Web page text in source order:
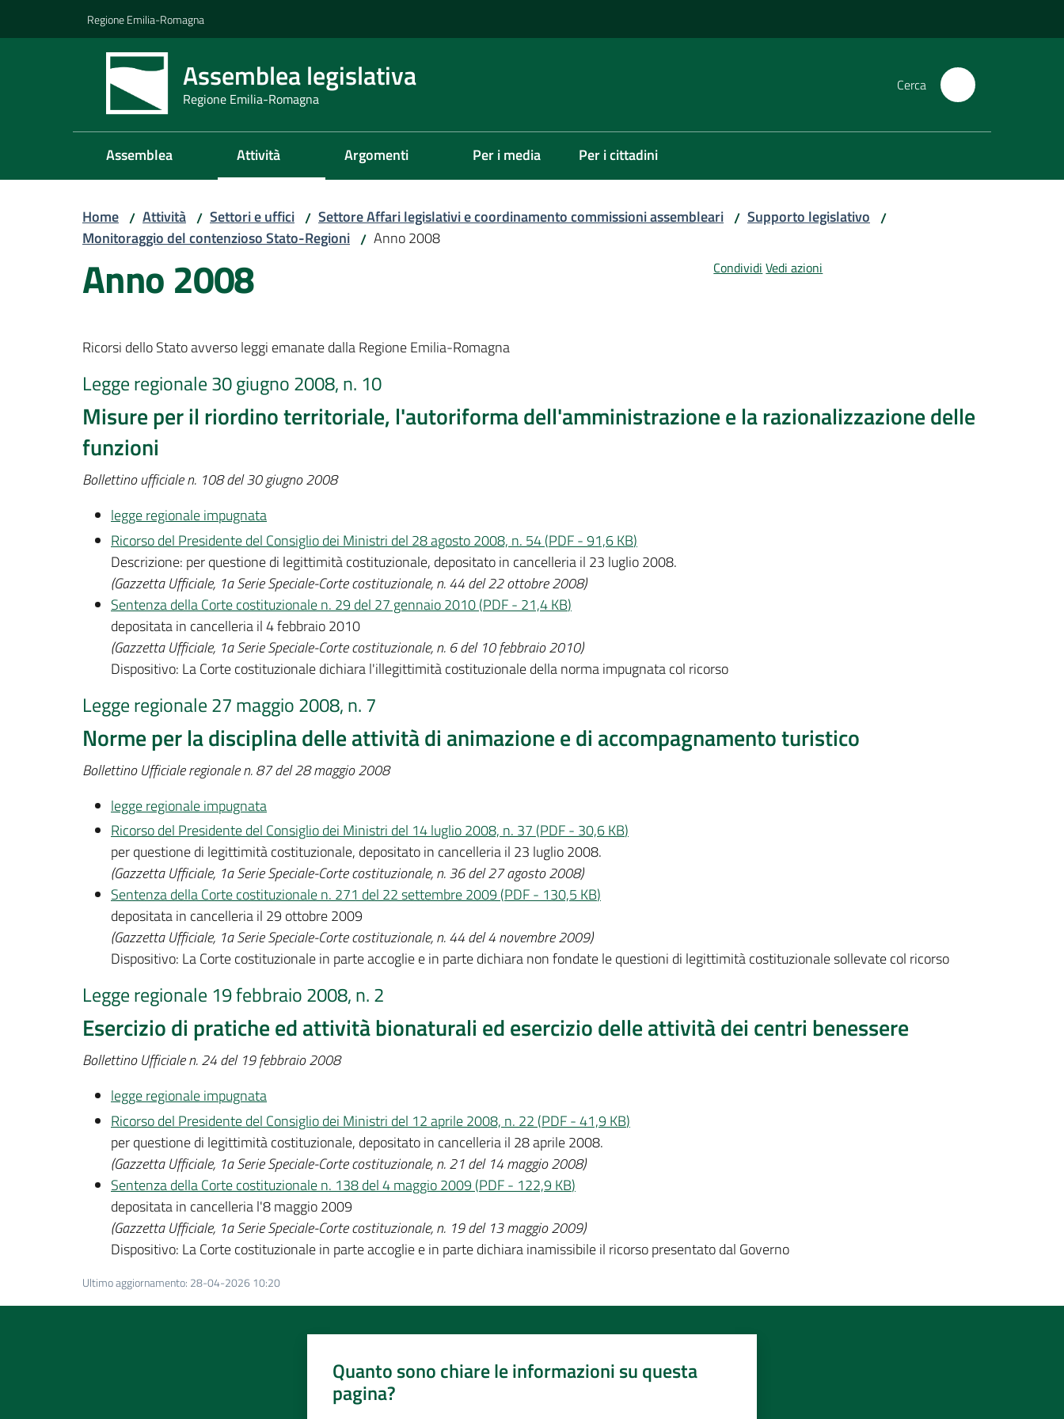
Regione Emilia-Romagna
Assemblea legislativa
Regione Emilia-Romagna
Cerca
Assemblea Attività Argomenti Per i media Per i cittadini
Home / Attività / Settori e uffici / Settore Affari legislativi e coordinamento commissioni assembleari / Supporto legislativo /
Monitoraggio del contenzioso Stato-Regioni / Anno 2008
Anno 2008 Condividi Vedi azioni
Ricorsi dello Stato avverso leggi emanate dalla Regione Emilia-Romagna
Legge regionale 30 giugno 2008, n. 10
Misure per il riordino territoriale, l'autoriforma dell'amministrazione e la razionalizzazione delle
funzioni
Bollettino ufficiale n. 108 del 30 giugno 2008
legge regionale impugnata
Ricorso del Presidente del Consiglio dei Ministri del 28 agosto 2008, n. 54(PDF-91,6 KB)
Descrizione: per questione di legittimità costituzionale, depositato in cancelleria il 23 luglio 2008.
(Gazzetta Ufficiale, 1a Serie Speciale-Corte costituzionale, n. 44 del 22 ottobre 2008)
Sentenza della Corte costituzionale n. 29 del 27 gennaio 2010(PDF- 21,4 KB)
depositata in cancelleria il 4 febbraio 2010
(Gazzetta Ufficiale, 1a Serie Speciale-Corte costituzionale, n. 6 del 10 febbraio 2010)
Dispositivo: La Corte costituzionale dichiara l'illegittimità costituzionale della norma impugnata col ricorso
Legge regionale 27 maggio 2008, n. 7
Norme per la disciplina delle attività di animazione e di accompagnamento turistico
Bollettino Ufficiale regionale n. 87 del 28 maggio 2008
legge regionale impugnata
Ricorso del Presidente del Consiglio dei Ministri del 14 luglio 2008, n. 37 (PDF- 30,6 KB)
per questione di legittimità costituzionale, depositato in cancelleria il 23 luglio 2008.
(Gazzetta Ufficiale, 1a Serie Speciale-Corte costituzionale, n. 36 del 27 agosto 2008)
Sentenza della Corte costituzionale n. 271 del 22 settembre 2009 (PDF- 130,5 KB)
depositata in cancelleria il 29 ottobre 2009
(Gazzetta Ufficiale, 1a Serie Speciale-Corte costituzionale, n. 44 del 4 novembre 2009)
Dispositivo: La Corte costituzionale in parte accoglie e in parte dichiara non fondate le questioni di legittimità costituzionale sollevate col ricorso
Legge regionale 19 febbraio 2008, n. 2
Esercizio di pratiche ed attività bionaturali ed esercizio delle attività dei centri benessere
Bollettino Ufficiale n. 24 del 19 febbraio 2008
legge regionale impugnata
Ricorso del Presidente del Consiglio dei Ministri del 12 aprile 2008, n. 22 (PDF-41,9 KB)
per questione di legittimità costituzionale, depositato in cancelleria il 28 aprile 2008.
(Gazzetta Ufficiale, 1a Serie Speciale-Corte costituzionale, n. 21 del 14 maggio 2008)
Sentenza della Corte costituzionale n. 138 del 4 maggio 2009 (PDF- 122,9 KB)
depositata in cancelleria l'8 maggio 2009
(Gazzetta Ufficiale, 1a Serie Speciale-Corte costituzionale, n. 19 del 13 maggio 2009)
Dispositivo: La Corte costituzionale in parte accoglie e in parte dichiara inamissibile il ricorso presentato dal Governo
Ultimo aggiornamento: 28-04-2026 10:20
Quanto sono chiare le informazioni su questa
pagina?